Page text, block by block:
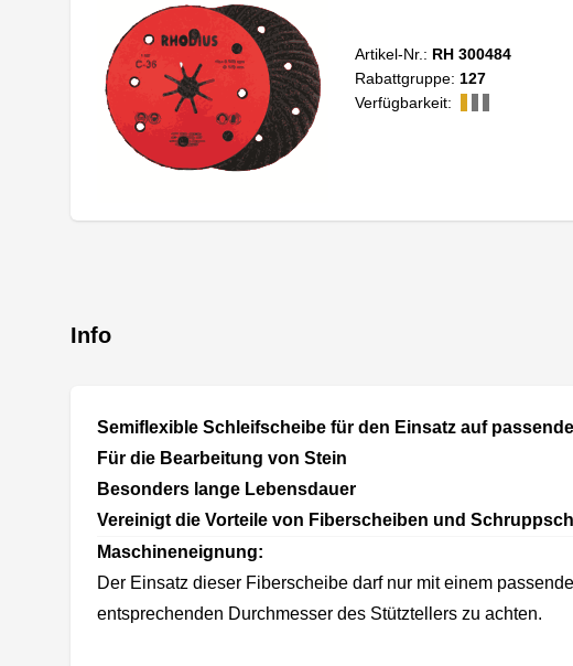
Artikel-Nr.: RH 300484
Rabattgruppe: 127
Verfügbarkeit:
Info
Semiflexible Schleifscheibe für den Einsatz auf
Für die Bearbeitung von Stein
Besonders lange Lebensdauer
Vereinigt die Vorteile von Fiberscheiben und
Maschineneignung:
Der Einsatz dieser Fiberscheibe darf nur mit einem
entsprechenden Durchmesser des Stütztellers zu achten.